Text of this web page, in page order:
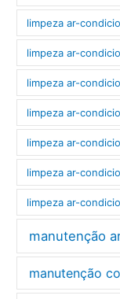
limpeza ar-
limpeza ar-
limpeza ar-
limpeza ar-
limpeza ar-
limpeza ar-
limpeza ar-
manutenção
manutenção